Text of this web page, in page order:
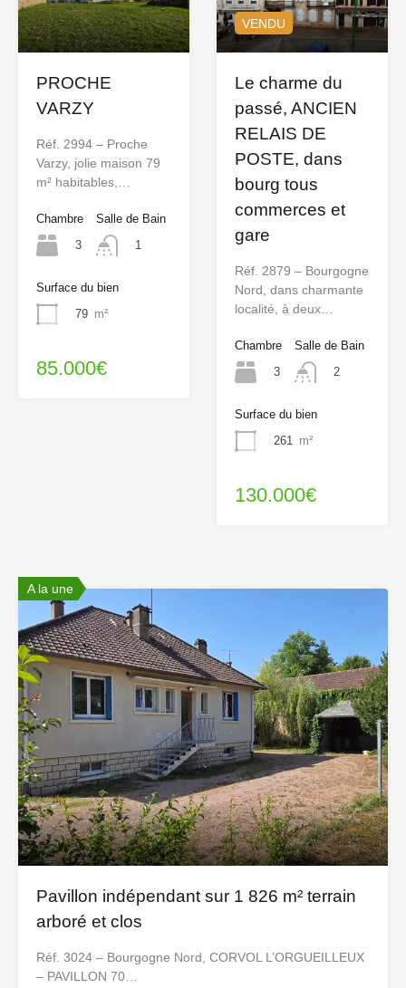
PROCHE
VARZY
Réf. 2994 – Proche
Varzy, jolie maison 79
m² habitables,…
Chambre
3
Salle de Bain
1
Surface du bien
79 m²
85.000€
VENDU
Le charme du
passé, ANCIEN
RELAIS DE
POSTE, dans
bourg tous
commerces et
gare
Réf. 2879 – Bourgogne
Nord, dans charmante
localité, à deux…
Chambre
3
Salle de Bain
2
Surface du bien
261 m²
130.000€
A la une
Pavillon indépendant sur 1 826 m² terrain
arboré et clos
Réf. 3024 – Bourgogne Nord, CORVOL L’ORGUEILLEUX
– PAVILLON 70…